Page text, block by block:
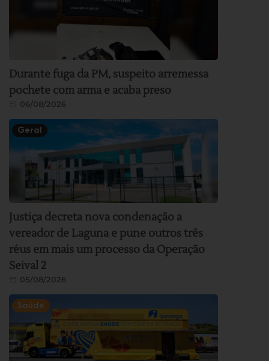
Durante fuga da PM, suspeito arremessa
pochete com arma e acaba preso
06/08/2026
Geral
Justiça decreta nova condenação a
vereador de Laguna e pune outros três
réus em mais um processo da Operação
Seival 2
05/08/2026
Saúde